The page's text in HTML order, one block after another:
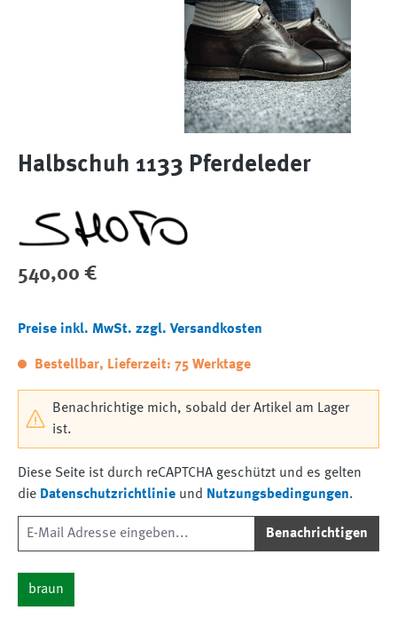
Halbschuh 1133 Pferdeleder
Regulärer Preis:
540,00 €
Preise inkl. MwSt. zzgl. Versandkosten
Bestellbar, Lieferzeit: 75 Werktage
Benachrichtige mich, sobald der Artikel am Lager
ist.
Diese Seite ist durch reCAPTCHA geschützt und es gelten
die Datenschutzrichtlinie und Nutzungsbedingungen.
Benachrichtigen
braun